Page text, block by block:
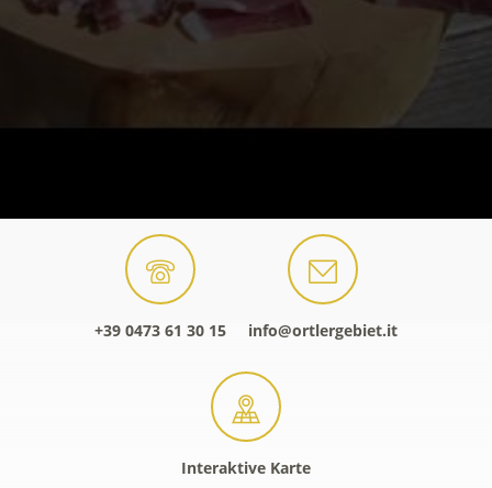
+39 0473 61 30 15 info@ortlergebiet.it
Interaktive Karte